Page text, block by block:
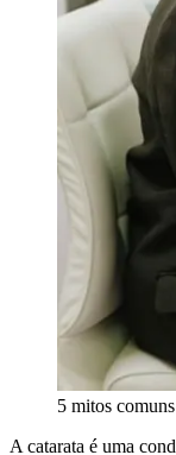
5 mitos
A catarata é uma